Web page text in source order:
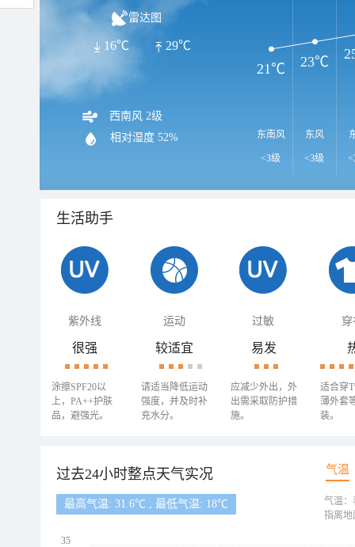
雷达图
29℃
16℃
西南风 2级
相对湿度 52% 东南风
<3级
东风
<3级
21℃ 23℃
生活助手
紫外线 运动 过敏 穿
很强
涂擦SPF20以
上，PA++护肤
品，避强光。
较适宜
请适当降低运动
强度，并及时补
充水分。
易发
应减少外出，外
出需采取防护措
施。
适合穿
薄外套
装。
过去24小时整点天气实况 气温
最高气温: 31.6℃ , 最低气温: 18℃
35
气温：
指离地